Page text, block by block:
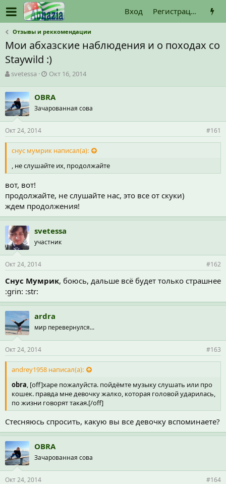
Вход Регистрация
Отзывы и реккомендации
Мои абхазские наблюдения и о походах со
Staywild :)
А
т
о
р
т
е
м
ы
svetessa
Д
а
н
а
л
а
Окт 16, 2014
OBRA
Зачарованная сова
Окт 24, 2014 #161
снус мумрик написал(а):
, не слушайте их, продолжайте
вот, вот!
продолжайте, не слушайте нас, это все от скуки)
ждем продолжения!
svetessa
участник
Окт 24, 2014 #162
Снус Мумрик, боюсь, дальше всё будет только страшнее
:grin: :str:
ardra
мир перевернулся...
Окт 24, 2014 #163
andrey1958 написал(а):
obra, [off]харе пожалуйста. пойдёмте музыку слушать или про
кошек. правда мне девочку жалко, которая головой ударилась,
по жизни говорят такая.[/off]
Стесняюсь спросить, какую вы все девочку вспоминаете?
OBRA
Зачарованная сова
Окт 24, 2014 #164